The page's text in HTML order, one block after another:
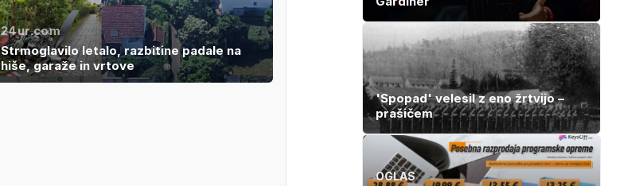
24ur.com
Strmoglavilo letalo, razbitine padale na
hiše, garaže in vrtove
'Spopad' velesil z eno žrtvijo –
prašičem
OGLAS